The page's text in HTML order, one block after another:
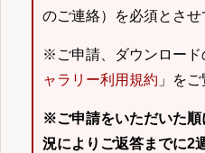
のご連絡）を必須とさせ
※ご申請、ダウンロード
ャラリー利用規約 」をご
※ご申請をいただいた
況によりご返答までに2